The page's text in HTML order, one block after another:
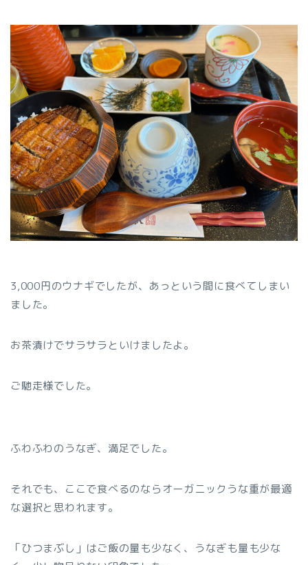
3,000円のウナギでしたが、あっという間に食べてしまい
ました。
お茶漬けでサラサラといけましたよ。
ご馳走様でした。
ふわふわのうなぎ、満足でした。
それでも、ここで食べるのならオーガニックうな重が最適
な選択と思われます。
「ひつまぶし」はご飯の量も少なく、うなぎも量も少な